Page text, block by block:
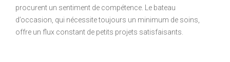
procurent un sentiment de compétence. Le bateau
d’occasion, qui nécessite toujours un minimum de soins,
offre un flux constant de petits projets satisfaisants.